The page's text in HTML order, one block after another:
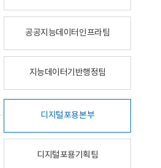
공공지능데이터인프라팀
지능데이터기반행정팀
디지털포용본부
디지털포용기획팀